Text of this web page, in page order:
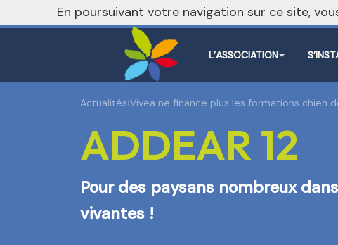
L’ASSOCIATION
Actualités›Vivea ne finance plus les formations chien
ADDEAR 12
Pour des paysans nombreux
vivantes !
En poursuivant votre navigation sur ce site,